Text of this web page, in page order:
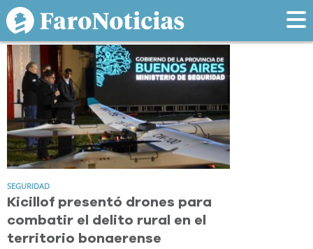
Tag: Drones
SEGURIDAD
Kicillof presentó drones para
combatir el delito rural en el
territorio bonaerense